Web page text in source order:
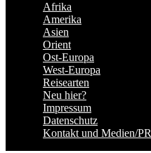
Afrika
Amerika
Asien
Orient
Ost-Europa
West-Europa
Reisearten
Neu hier?
Impressum
Datenschutz
Kontakt und Medien/PR